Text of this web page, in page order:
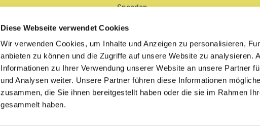
Diese Webseite verwendet Cookies
Wir verwenden Cookies, um Inhalte und Anzeigen zu personalisieren,
anbieten zu können und die Zugriffe auf unsere Website zu analysieren.
Informationen zu Ihrer Verwendung unserer Website an unsere Partner
und Analysen weiter. Unsere Partner führen diese Informationen
zusammen, die Sie ihnen bereitgestellt haben oder die sie im Rahmen
gesammelt haben.
Spenden
Tickets
Litauen
Impressum Datenschutzerklärung